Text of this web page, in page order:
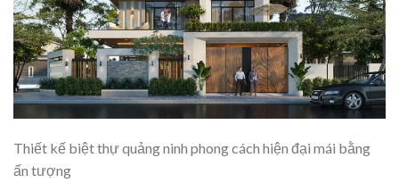
Thiết kế biệt thự quảng ninh phong cách hiện đại mái bằng
ấn tượng